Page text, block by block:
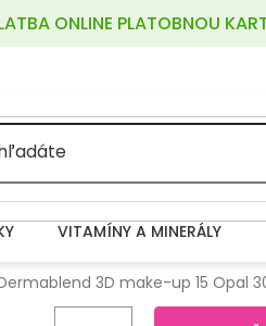
ONLINE PLATOBNOU
VITAMÍNY A MINERÁLY
3D make-up 15 Opal